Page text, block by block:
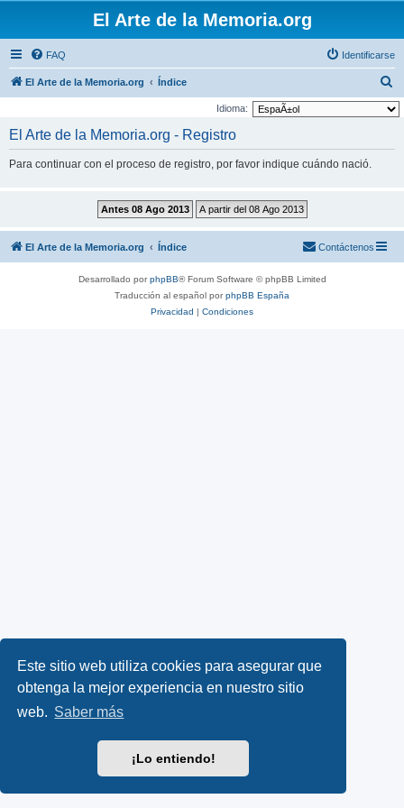
Este sitio web utiliza cookies para asegurar que
obtenga la mejor experiencia en nuestro sitio
web. Saber más
¡Lo entiendo!
El Arte de la Memoria.org
FAQ Identificarse
El Arte de la Memoria.org Índice
u
Idioma:
El Arte de la Memoria.org - Registro
Para continuar con el proceso de registro, por favor indique cuándo nació.
El Arte de la Memoria.org Índice Contáctenos
Desarrollado porphpBB® Forum Software © phpBB Limited
Traducción al español porphpBB España
Privacidad | Condiciones